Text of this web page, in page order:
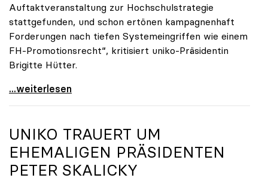
Auftaktveranstaltung zur Hochschulstrategie
stattgefunden, und schon ertönen kampagnenhaft
Forderungen nach tiefen Systemeingriffen wie einem
FH-Promotionsrecht“, kritisiert uniko-Präsidentin
Brigitte Hütter.
„Deplatzierte Kampagne“: uniko irritiert über
...weiterlesen
UNIKO TRAUERT UM
EHEMALIGEN PRÄSIDENTEN
PETER SKALICKY